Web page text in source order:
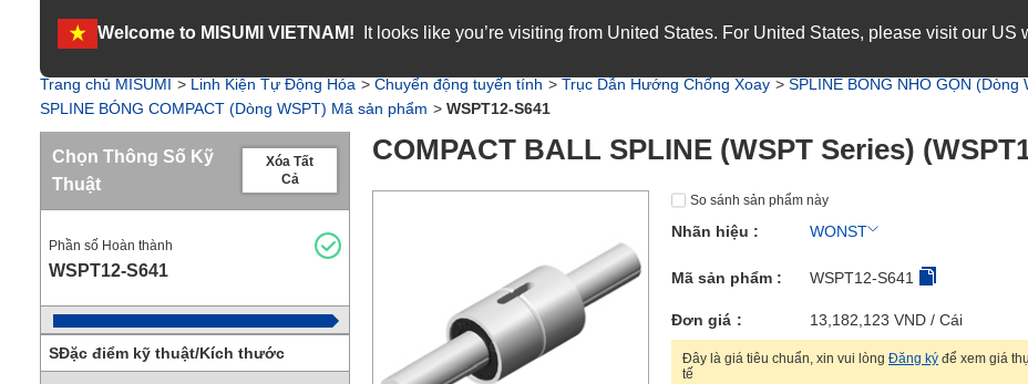
Welcome to MISUMI VIETNAM! It looks like you’re visiting from United States. For United States, please visit our US
[Recruitment] We're hiring! Grab your ultimate career opportunity & enjoy top-tier benefits at MISUMI Vietnam.See more
Trang chủ MISUMI Linh Kiện Tự Động Hóa Chuyển động tuyến tính Trục Dẫn Hướng Chống Xoay
SPLINE BÓNG NHỎ GỌN (Dòng
SPLINE BÓNG COMPACT (Dòng WSPT) Mã sản phẩm
WSPT12-S641
Chọn Thông Số Kỹ
Thuật
Xóa Tất
Cả
Phần số Hoàn thành
WSPT12-S641
SĐặc điểm kỹ thuật/Kích thước
COMPACT BALL SPLINE (WSPT Series)
So sánh sản phẩm này
Nhãn hiệu : WONST
Mã sản phẩm : WSPT12-S641
Đơn giá 13,182,123 VND / Cái
Đây là giá tiêu chuẩn, xin vui lòng Đăng ký để xem giá
tế